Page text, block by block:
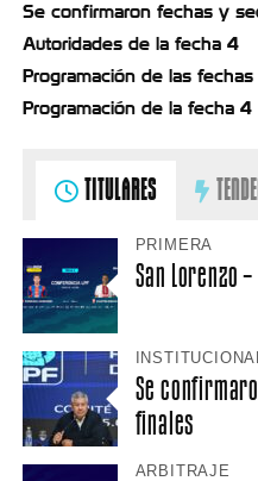
Se confirmaron fechas y
Autoridades de la fecha 4
Programación de las
Programación de la fecha 4
TITULARES
PRIMERA
San Lorenzo
INSTITUCIONAL
Se
finales
ARBITRAJE